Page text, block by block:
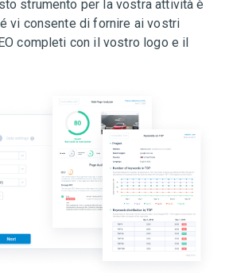
strumento per la vostra attività è
vi consente di fornire ai vostri
completi con il vostro logo e il